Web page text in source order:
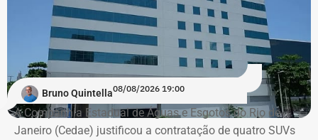
Bruno Quintella08/08/2026 19:00
A Companhia Estadual de Águas e Esgotos do Rio de
Janeiro (Cedae) justificou a contratação de quatro SUVs